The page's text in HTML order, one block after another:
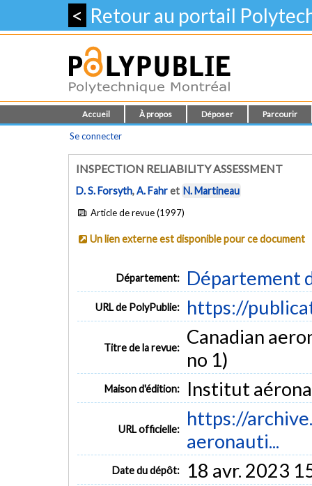
< Retour au portail
Accueil À propos Déposer Parcourir
Se connecter
INSPECTION RELIABILITY ASSESSMENT
D. S. Forsyth,A. Fahret N. Martineau
Article de revue (1997)
Un lien externe est disponible pour ce document
Département: Département
URL de PolyPublie: https://
Titre de la revue:
Canadian
no 1)
Maison d'édition: Institut
URL officielle:
https://
aeronauti...
Date du dépôt: 18 avr. 2023